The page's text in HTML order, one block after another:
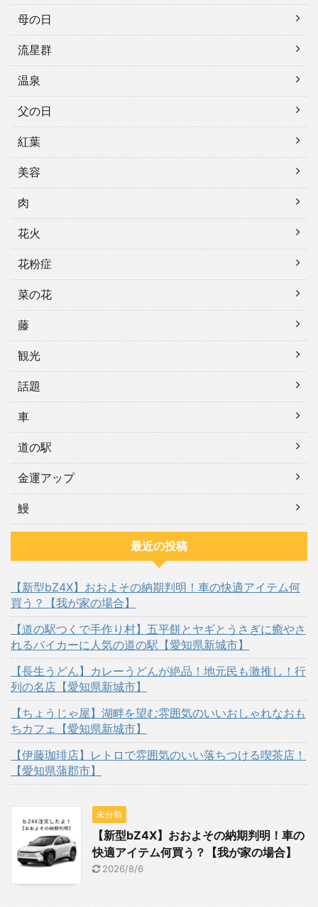
母の日
流星群
温泉
父の日
紅葉
美容
肉
花火
花粉症
菜の花
藤
観光
話題
車
道の駅
金運アップ
鰻
最近の投稿
【新型bZ4X】おおよその納期判明！車の快適アイテム何
買う？【我が家の場合】
【道の駅つくで手作り村】五平餅とヤギとうさぎに癒やさ
れるバイカーに人気の道の駅【愛知県新城市】
【長生うどん】カレーうどんが絶品！地元民も激推し！行
列の名店【愛知県新城市】
【ちょうじゃ屋】湖畔を望む雰囲気のいいおしゃれなおも
ちカフェ【愛知県新城市】
【伊藤珈琲店】レトロで雰囲気のいい落ちつける喫茶店！
【愛知県蒲郡市】
未分類
【新型bZ4X】おおよその納期判明！車の
快適アイテム何買う？【我が家の場合】
2026/8/6